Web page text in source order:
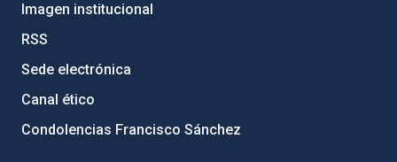
Imagen institucional
RSS
Sede electrónica
Canal ético
Condolencias Francisco Sánchez